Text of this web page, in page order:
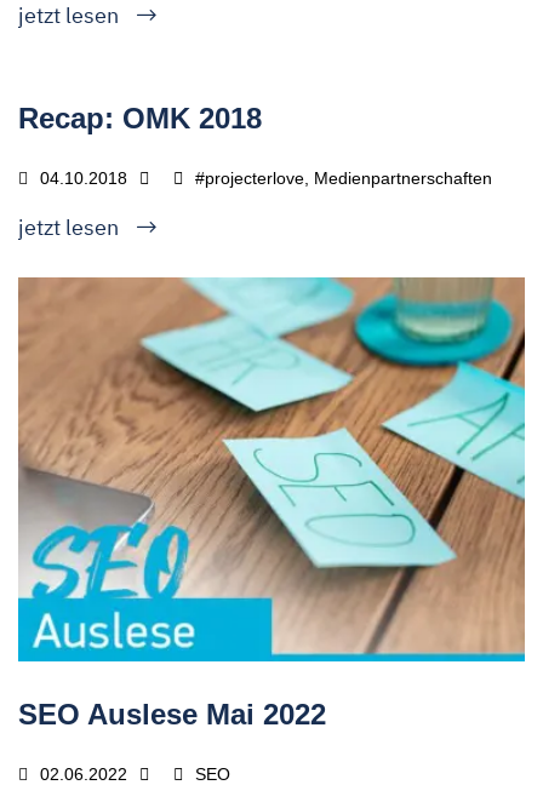
jetzt lesen
Recap: OMK 2018
04.10.2018 #projecterlove, Medienpartnerschaften
jetzt lesen
SEO Auslese Mai 2022
02.06.2022 SEO